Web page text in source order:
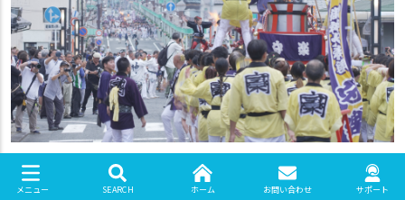
メニュー SEARCH ホーム お問い合わせ サポート